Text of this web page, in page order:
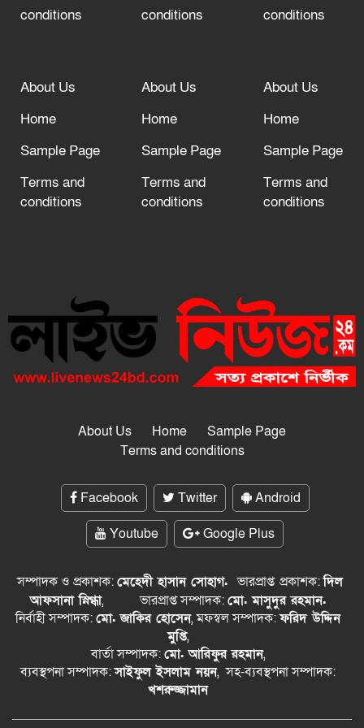
conditions
conditions
conditions
About Us
Home
Sample Page
Terms and
conditions
About Us
Home
Sample Page
Terms and
conditions
About Us
Home
Sample Page
Terms and
conditions
About Us Home
Sample Page
Terms and conditions
Facebook Twitter
Android
Youtube
Google Plus
সম্পাদক ও প্রকাশক:মেহেদী হাসান সোহাগ.ভারপ্রাপ্ত প্রকাশক:দিল
আফসানা স্নিগ্ধা, ভারপ্রাপ্ত সম্পাদক:মো. মাসুদুর রহমান.
নির্বাহী সম্পাদক:মো. জাকির হোসেন, মফস্বল সম্পাদক:ফরিদ উদ্দিন
মুপ্তি,
বার্তা সম্পাদক:মো. আরিফুর রহমান,
ব্যবস্থপনা সম্পাদক:সাইফুল ইসলাম নয়ন, সহ-ব্যবস্থপনা সম্পাদক:
খশরুজ্জামান